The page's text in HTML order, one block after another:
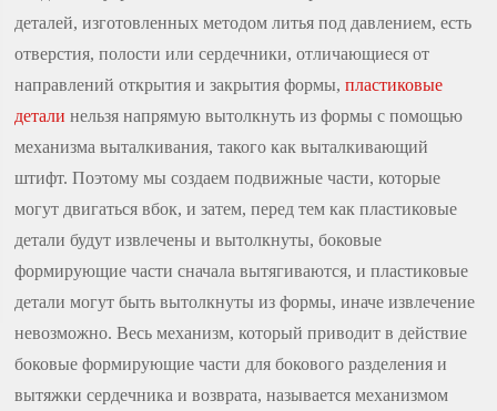
деталей, изготовленных методом литья под давлением, есть
отверстия, полости или сердечники, отличающиеся от
направлений открытия и закрытия формы,пластиковые
детали нельзя напрямую вытолкнуть из формы с помощью
механизма выталкивания, такого как выталкивающий
штифт. Поэтому мы создаем подвижные части, которые
могут двигаться вбок, и затем, перед тем как пластиковые
детали будут извлечены и вытолкнуты, боковые
формирующие части сначала вытягиваются, и пластиковые
детали могут быть вытолкнуты из формы, иначе извлечение
невозможно. Весь механизм, который приводит в действие
боковые формирующие части для бокового разделения и
вытяжки сердечника и возврата, называется механизмом